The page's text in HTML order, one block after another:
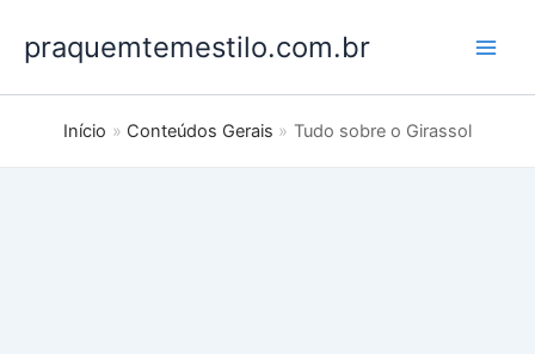
para
conteúdo
praquemtemestilo.com.br
Início Conteúdos Gerais Tudo sobre o Girassol